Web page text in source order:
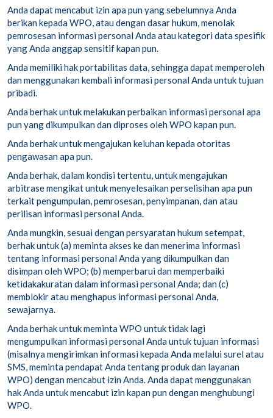
Anda dapat mencabut izin apa pun yang sebelumnya Anda
berikan kepada WPO, atau dengan dasar hukum, menolak
pemrosesan informasi personal Anda atau kategori data spesifik
yang Anda anggap sensitif kapan pun.
Anda memiliki hak portabilitas data, sehingga dapat memperoleh
dan menggunakan kembali informasi personal Anda untuk tujuan
pribadi.
Anda berhak untuk melakukan perbaikan informasi personal apa
pun yang dikumpulkan dan diproses oleh WPO kapan pun.
Anda berhak untuk mengajukan keluhan kepada otoritas
pengawasan apa pun.
Anda berhak, dalam kondisi tertentu, untuk mengajukan
arbitrase mengikat untuk menyelesaikan perselisihan apa pun
terkait pengumpulan, pemrosesan, penyimpanan, dan atau
perilisan informasi personal Anda.
Anda mungkin, sesuai dengan persyaratan hukum setempat,
berhak untuk (a) meminta akses ke dan menerima informasi
tentang informasi personal Anda yang dikumpulkan dan
disimpan oleh WPO; (b) memperbarui dan memperbaiki
ketidakakuratan dalam informasi personal Anda; dan (c)
memblokir atau menghapus informasi personal Anda,
sewajarnya.
Anda berhak untuk meminta WPO untuk tidak lagi
mengumpulkan informasi personal Anda untuk tujuan informasi
(misalnya mengirimkan informasi kepada Anda melalui surel atau
SMS, meminta pendapat Anda tentang produk dan layanan
WPO) dengan mencabut izin Anda. Anda dapat menggunakan
hak Anda untuk mencabut izin kapan pun dengan menghubungi
WPO.